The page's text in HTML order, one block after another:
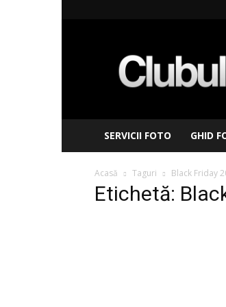
Foto
SERVICII FOTO GHID
Acasă Taguri Black Friday
Etichetă: